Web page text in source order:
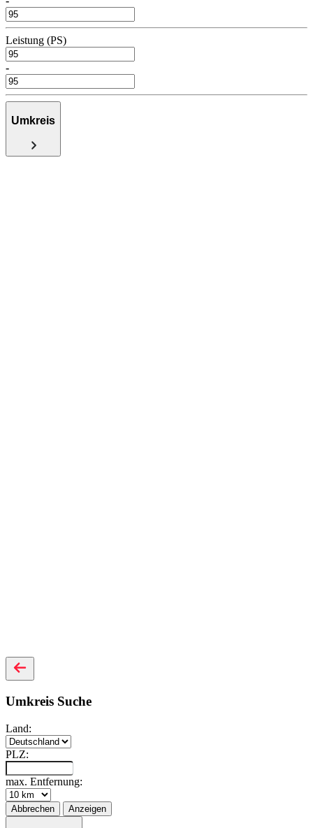
Leistung (PS)
-
Umkreis
Umkreis Suche
Land:
PLZ:
max. Entfernung:
Abbrechen Anzeigen